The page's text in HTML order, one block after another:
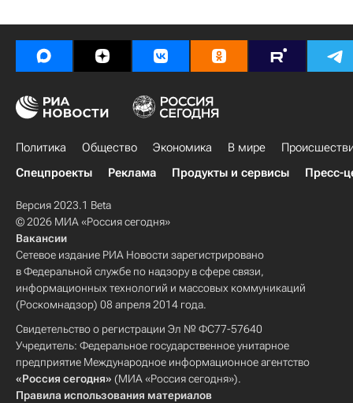
Политика Общество Экономика В мире
Спецпроекты
Реклама Продукты и сервисы Пресс-
Версия 2023.1 Beta
© 2026 МИА «Россия сегодня»
Вакансии
Сетевое издание РИА Новости зарегистрировано
в Федеральной службе по надзору в сфере связи,
информационных технологий и массовых коммуникаций
(Роскомнадзор) 08 апреля 2014 года.
Свидетельство о регистрации Эл № ФС77-57640
Учредитель: Федеральное государственное унитарное
предприятие Международное информационное агентство
«Россия сегодня» (МИА «Россия сегодня»).
Правила использования материалов